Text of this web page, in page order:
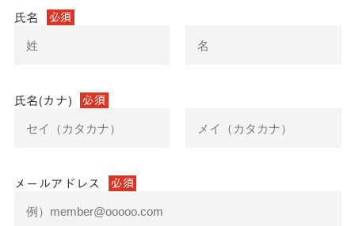
氏名 必須
氏名(カナ) 必須
メールアドレス 必須